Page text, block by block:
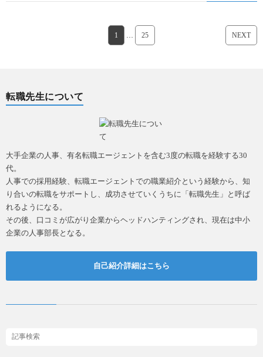
1 25 NEXT
転職先生について
大手企業の人事、有名転職エージェントを含む3度の転職を経験する30
代。
人事での採用経験、転職エージェントでの職業紹介という経験から、知
り合いの転職をサポートし、成功させていくうちに「転職先生」と呼ば
れるようになる。
その後、口コミが広がり企業からヘッドハンティングされ、現在は中小
企業の人事部長となる。
自己紹介詳細はこちら